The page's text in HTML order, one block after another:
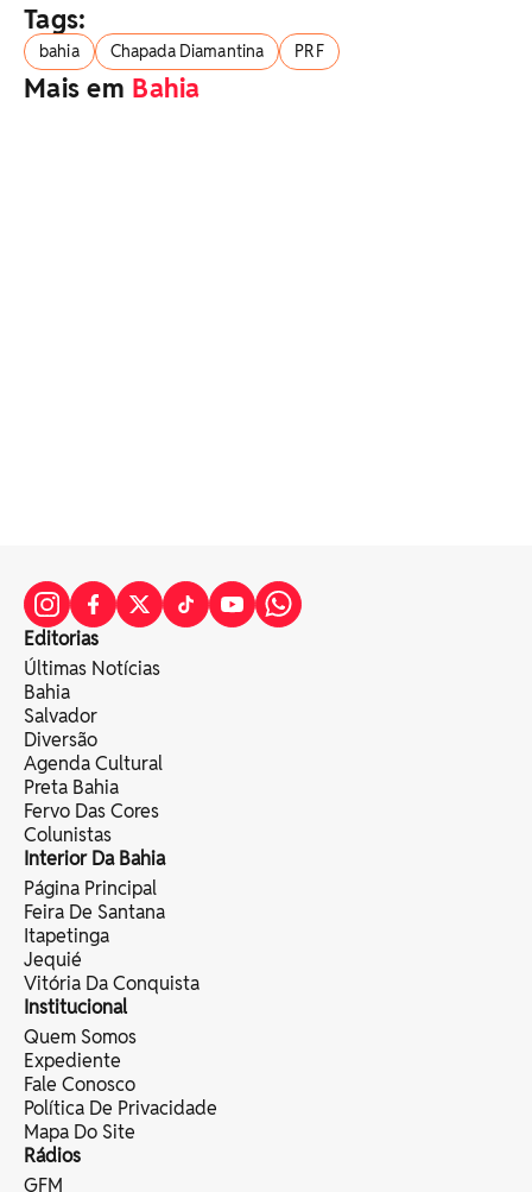
Tags:
bahia Chapada Diamantina PRF
Mais em Bahia
Editorias
Últimas Notícias
Bahia
Salvador
Diversão
Agenda Cultural
Preta Bahia
Fervo Das Cores
Colunistas
Interior Da Bahia
Página Principal
Feira De Santana
Itapetinga
Jequié
Vitória Da Conquista
Institucional
Quem Somos
Expediente
Fale Conosco
Política De Privacidade
Mapa Do Site
Rádios
GFM